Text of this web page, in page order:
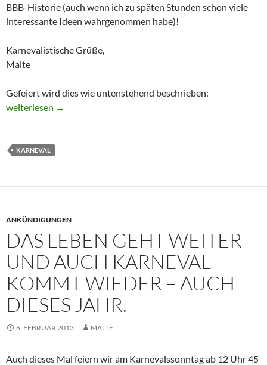
BBB-Historie (auch wenn ich zu späten Stunden schon viele
interessante Ideen wahrgenommen habe)!
Karnevalistische Grüße,
Malte
Gefeiert wird dies wie untenstehend beschrieben:
Wahnsinn – Bolzbrüder beherrschen das Brühler Dreigestirn –
weiterlesen →
KARNEVAL
ANKÜNDIGUNGEN
DAS LEBEN GEHT WEITER
UND AUCH KARNEVAL
KOMMT WIEDER – AUCH
DIESES JAHR.
6. FEBRUAR 2013 MALTE
Auch dieses Mal feiern wir am Karnevalssonntag ab 12 Uhr 45